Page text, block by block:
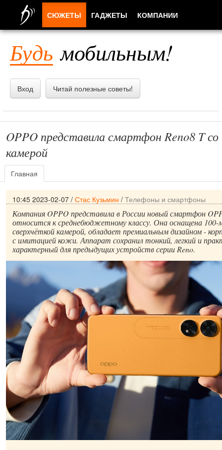
Будь мобильным!
Вход Читай полезные советы!
OPPO представила смартфон Reno8 T
камерой
Главная
10:45 2023-02-07 / Стас Кузьмин / Телефоны и смартфоны
Компания OPPO представила в России новый смартфон
относится к среднебюджетному классу. Она оснащена 100-
сверхчёткой камерой, обладает премиальным дизайном -
с имитацией кожи. Аппарат сохранил тонкий, легкий и
характерный для предыдущих устройств серии Reno.
СЮЖЕТЫ ГАДЖЕТЫ КОМПАНИИ
ПРИЛОЖЕНИЯ